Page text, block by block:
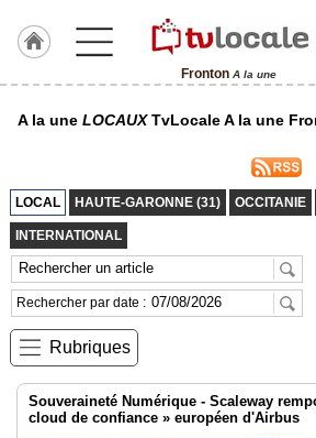
Fronton A la une
Fronton
TvLocale
France
Accueil
RUBRIQUES
Agenda
A la une LOCAUXTvLocale A la une
LOCAL HAUTE-GARONNE (31) OCCITANIE
INTERNATIONAL
Rechercher par date :
Rubriques
Souveraineté Numérique - Scaleway
cloud de confiance » européen d'Airbus